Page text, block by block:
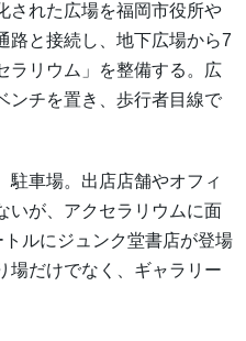
れた広場を福岡市役所や
路と接続し、地下広場から7
ラリウム」を整備する。広
ンチを置き、歩行者目線で
車場。出店店舗やオフィ
いが、アクセラリウムに面
ルにジュンク堂書店が登場
場だけでなく、ギャラリー